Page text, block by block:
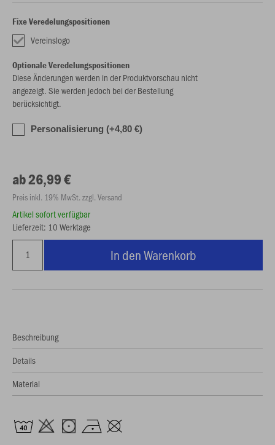
Fixe Veredelungspositionen
Vereinslogo
Optionale Veredelungspositionen
Diese Änderungen werden in der Produktvorschau nicht
angezeigt. Sie werden jedoch bei der Bestellung
berücksichtigt.
Personalisierung (+4,80 €)
ab 26,99 €
Preis inkl. 19% MwSt. zzgl. Versand
Artikel sofort verfügbar
Lieferzeit: 10 Werktage
In den Warenkorb
Beschreibung
Details
Material